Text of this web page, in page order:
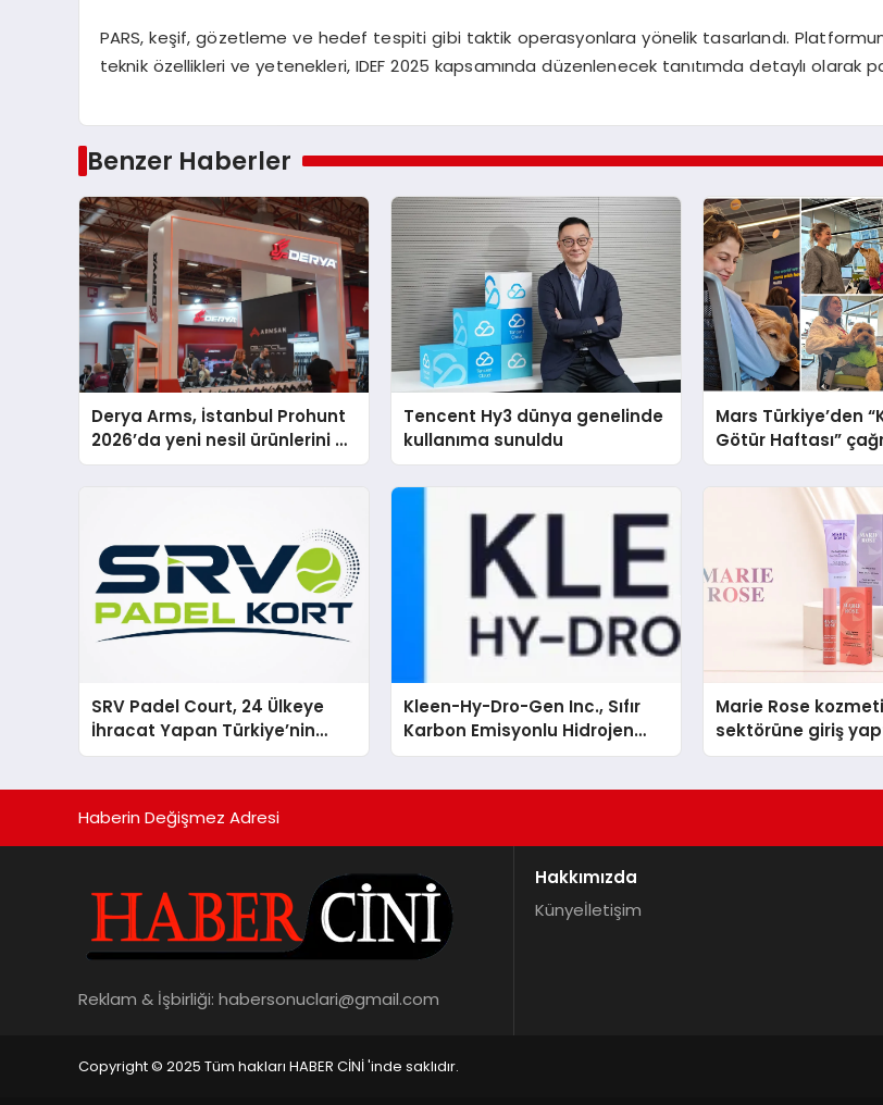
PARS, keşif, gözetleme ve hedef tespiti gibi taktik operasyonlara yönelik tasarlandı.
teknik özellikleri ve yetenekleri, IDEF 2025 kapsamında düzenlenecek tanıtımda detaylı olarak
Benzer Haberler
Derya Arms, İstanbul Prohunt
2026’da yeni nesil ürünlerini ve
global marka vizyonunu
Tencent Hy3 dünya genelinde
kullanıma sunuldu
Mars Türkiye’den
Götür Haftası”
SRV Padel Court, 24 Ülkeye
İhracat Yapan Türkiye’nin
Padel Kortu Üretim Gücü
Kleen-Hy-Dro-Gen Inc., Sıfır
Karbon Emisyonlu Hidrojen
Isıtma Teknolojisinde ISO ve
Marie Rose
sektörüne giriş
Haberin Değişmez Adresi
Reklam & İşbirliği: habersonuclari@gmail.com
Hakkımızda
Künyeİletişim
Copyright © 2025 Tüm hakları HABER CİNİ 'inde saklıdır.